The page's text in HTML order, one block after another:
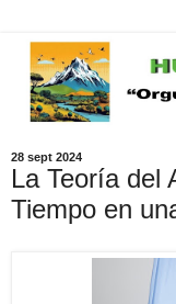
28 sept 2024
La Teoría del
Tiempo en